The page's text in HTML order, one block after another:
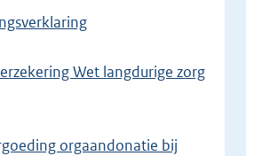
Wet langdurige zorg
orgaandonatie bij